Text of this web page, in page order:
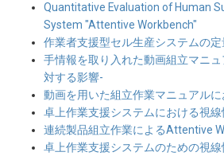
Quantitative Evaluation of Human
System "Attentive Workbench"
作業者支援型セル生産システムの
手情報を取り入れた動画組立マニ
対する影響-
動画を用いた組立作業マニュアル
卓上作業支援システムにおける視線
連続製品組立作業によるAttentive
卓上作業支援システムのための視